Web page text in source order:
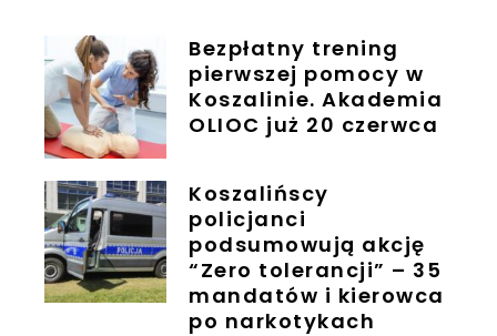
Bezpłatny trening
pierwszej pomocy w
Koszalinie. Akademia
OLIOC już 20 czerwca
Koszalińscy
policjanci
podsumowują akcję
“Zero tolerancji” – 35
mandatów i kierowca
po narkotykach